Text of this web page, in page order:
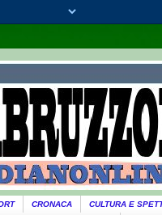
CRONACA
CULTURA E